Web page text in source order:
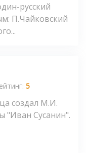
русский
П.Чайковский
5
создал М.И.
"Иван Сусанин".